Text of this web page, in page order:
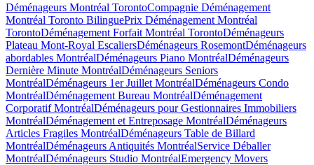
Déménageurs Montréal TorontoCompagnie Déménagement
Montréal Toronto BilinguePrix Déménagement Montréal
TorontoDéménagement Forfait Montréal TorontoDéménageurs
Plateau Mont-Royal EscaliersDéménageurs RosemontDéménageurs
abordables MontréalDéménageurs Piano MontréalDéménageurs
Dernière Minute MontréalDéménageurs Seniors
MontréalDéménageurs 1er Juillet MontréalDéménageurs Condo
MontréalDéménagement Bureau MontréalDéménagement
Corporatif MontréalDéménageurs pour Gestionnaires Immobiliers
MontréalDéménagement et Entreposage MontréalDéménageurs
Articles Fragiles MontréalDéménageurs Table de Billard
MontréalDéménageurs Antiquités MontréalService Déballer
MontréalDéménageurs Studio MontréalEmergency Movers